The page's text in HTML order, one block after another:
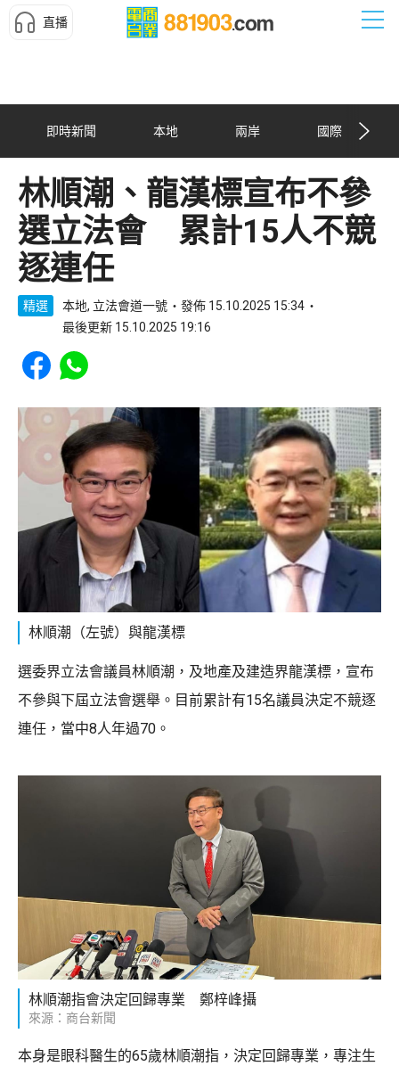
直播
即時新聞 本地 兩岸 國際
林順潮、龍漢標宣布不參
選立法會 累計15人不競
逐連任
精選 本地, 立法會道一號
發佈 15.10.2025 15:34
最後更新 15.10.2025 19:16
Share to Facebook
Share to WhatsApp
林順潮（左號）與龍漢標
選委界立法會議員林順潮，及地產及建造界龍漢標，宣布
不參與下屆立法會選舉。目前累計有15名議員決定不競逐
連任，當中8人年過70。
林順潮指會決定回歸專業 鄭梓峰攝
來源：商台新聞
本身是眼科醫生的65歲林順潮指，決定回歸專業，專注生